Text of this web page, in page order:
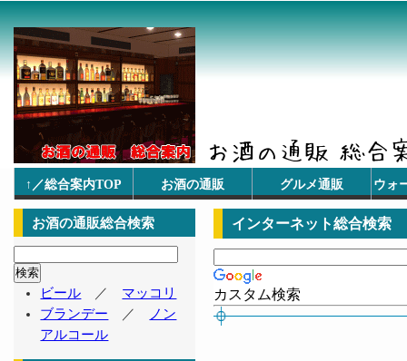
↑／総合案内TOP お酒の通販 グルメ通販 ウォ
インターネット総合検索
カスタム検索
お酒の通販総合検索
ビール ／ マッコリ
ブランデー ／
ノン
アルコール